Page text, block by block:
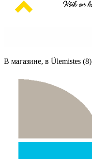
В магазине, в Ülemistes (8)